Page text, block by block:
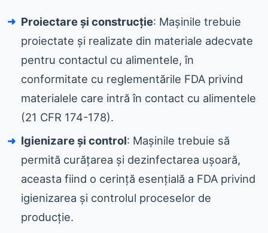
Proiectare și construcție: Mașinile trebuie
proiectate și realizate din materiale adecvate
pentru contactul cu alimentele, în
conformitate cu reglementările FDA privind
materialele care intră în contact cu alimentele
(21 CFR 174-178).
Igienizare și control: Mașinile trebuie să
permită curățarea și dezinfectarea ușoară,
aceasta fiind o cerință esențială a FDA privind
igienizarea și controlul proceselor de
producție.